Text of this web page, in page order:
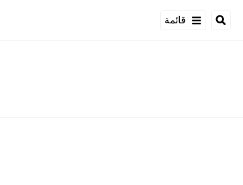
قائمة